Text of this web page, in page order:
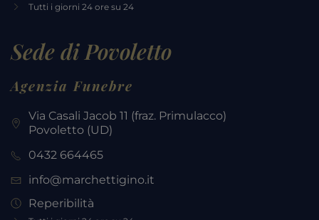
Tutti i giorni 24 ore su 24
Sede di Povoletto
Agenzia Funebre
Via Casali Jacob 11 (fraz. Primulacco)
Povoletto (UD)
0432 664465
info@marchettigino.it
Reperibilità